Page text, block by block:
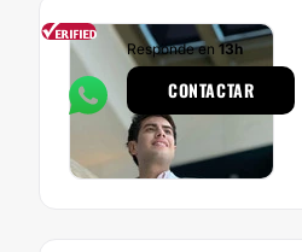
Responde en 13h
CONTACTAR